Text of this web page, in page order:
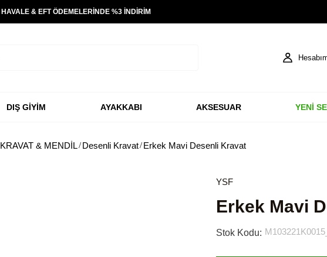
HAVALE & EFT ÖDEMELERİNDE %3 İNDİRİM
DIŞ GİYİM AYAKKABI AKSESUAR YENİ
KRAVAT & MENDİL Desenli Kravat Erkek Mavi Desenli Kravat
YSF
Erkek Mavi
Stok Kodu: